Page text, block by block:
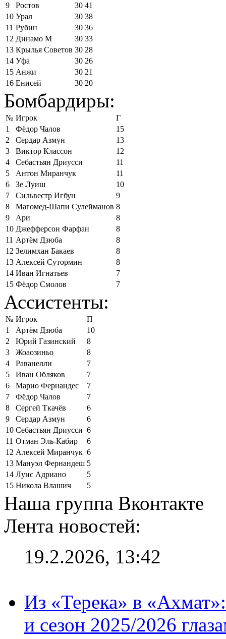
9
Ростов 30 41
10 Урал 30 38
11 Рубин 30 36
12 Динамо М 30 33
13 Крылья Советов 30 28
14 Уфа 30 26
15 Анжи 30 21
16 Енисей 30 20
Бомбардиры:
№ Игрок
Г
1
Фёдор Чалов
15
2
Сердар Азмун
13
3
Виктор Классон
12
4
Себастьян Дриусси
11
5
Антон Миранчук
11
6
Зе Луиш
10
7
Сильвестр Игбун
9
8
Магомед-Шапи Сулейманов 8
9
Ари
8
10 Джефферсон Фарфан
8
11 Артём Дзюба
8
12 Зелимхан Бакаев
8
13 Алексей Сутормин
8
14 Иван Игнатьев
7
15 Фёдор Смолов 7
Ассистенты:
№ Игрок
П
1
Артём Дзюба
10
2
Юрий Газинский
8
3
Жоаозиньо
8
4
Раванелли
7
5
Иван Обляков
7
6
Марио Фернандес
7
7
Фёдор Чалов
7
8
Сергей Ткачёв
6
9
Сердар Азмун
6
10 Себастьян Дриусси 6
11 Отман Эль-Кабир
6
12 Алексей Миранчук 6
13 Мануэл Фернандеш 5
14 Луис Адриано
5
15 Никола Влашич 5
Наша группа Вконтакте
Лента новостей:
19.2.2026, 13:42
Из «Терека» в
и сезон 2025/2026